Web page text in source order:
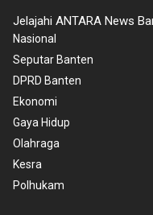
Jelajahi ANTARA News
Nasional
Seputar Banten
DPRD Banten
Ekonomi
Gaya Hidup
Olahraga
Kesra
Polhukam